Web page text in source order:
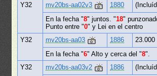
Y32
mv20bs-aa02v3 1880
En la fecha "8" juntos. "18"
Punto entre "0" y Lei en el centro
Y32
mv20bs-aa03 1886
23.000
En la fecha "6" Alto y cerca del "8".
Y32
mv20bs-aa03v2 1886